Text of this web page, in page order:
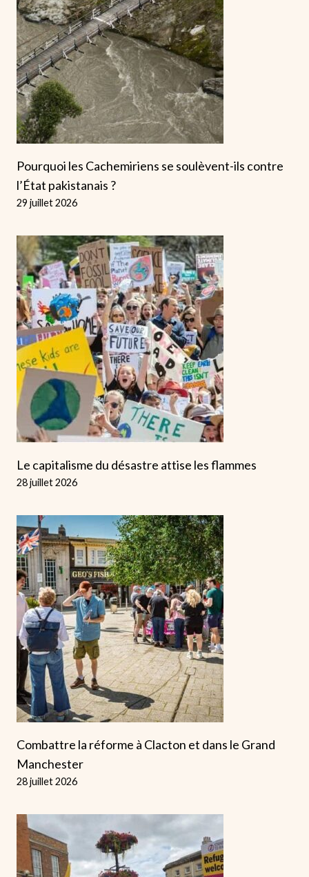
Pourquoi les Cachemiriens se soulèvent-ils contre
l’État pakistanais ?
29 juillet 2026
Le capitalisme du désastre attise les flammes
28 juillet 2026
Combattre la réforme à Clacton et dans le Grand
Manchester
28 juillet 2026